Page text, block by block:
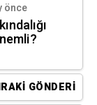
önce
GÖNDERI